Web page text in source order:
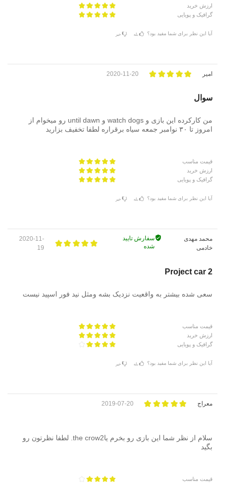
ارزش خرید
گرافیک و پویایی
آیا این نظر برای شما مفید بود؟ بله خیر
امیر 2020-11-20
سوال
من کارکرده این بازی و watch dogs و until dawn رو میخوام از
امروز تا ۳۰ نوامبر جمعه سیاه برقراره لطفا تخفیف بزارید
قیمت مناسب
ارزش خرید
گرافیک و پویایی
آیا این نظر برای شما مفید بود؟ بله خیر
محمد مهدی
خادمی
سفارش تایید
شده
2020-11-
19
Project car 2
سعی شده بیشتر به واقعیت نزدیک بشه ومثل نید فور اسپید نیست
قیمت مناسب
ارزش خرید
گرافیک و پویایی
آیا این نظر برای شما مفید بود؟ بله خیر
معراج 2019-07-20
سلام از نظر شما این بازی رو بخرم یاthe crow2. لطفا نظرتون رو
بگید
قیمت مناسب